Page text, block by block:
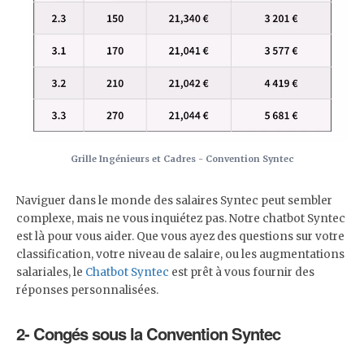
Grille Ingénieurs et Cadres - Convention Syntec
Naviguer dans le monde des salaires Syntec peut sembler
complexe, mais ne vous inquiétez pas. Notre chatbot Syntec
est là pour vous aider. Que vous ayez des questions sur votre
classification, votre niveau de salaire, ou les augmentations
salariales, le Chatbot Syntec est prêt à vous fournir des
réponses personnalisées.
2- Congés sous la Convention Syntec